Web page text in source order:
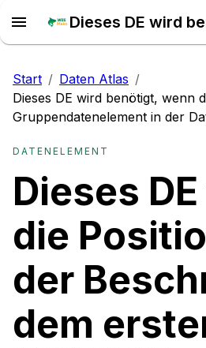
Start / Daten Atlas /
Dieses DE wird benötigt, wenn
Gruppendatenelement in der
DATENELEMENT
Dieses
die
der
dem